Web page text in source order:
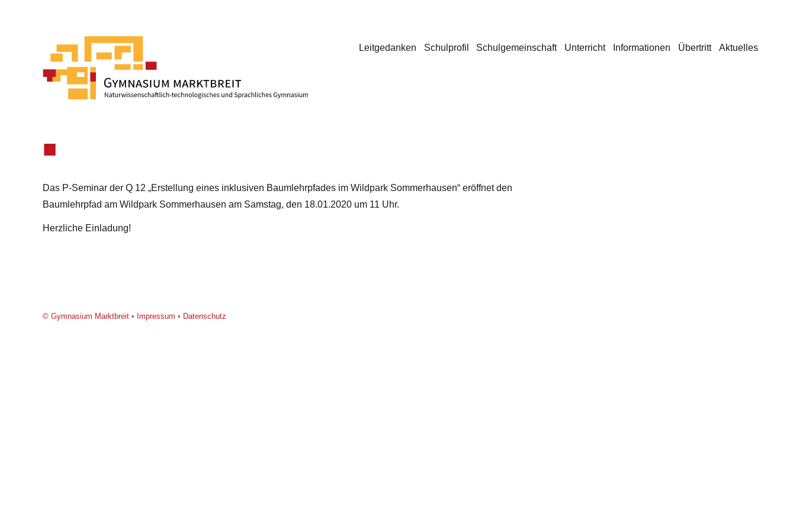
Leitgedanken Schulprofil Schulgemeinschaft Unterricht Informationen Übertritt Aktuelles
Das P-Seminar der Q 12 „Erstellung eines inklusiven Baumlehrpfades im Wildpark Sommerhausen“ eröffnet den
Baumlehrpfad am Wildpark Sommerhausen am Samstag, den 18.01.2020 um 11 Uhr.
Herzliche Einladung!
© Gymnasium Marktbreit • Impressum • Datenschutz